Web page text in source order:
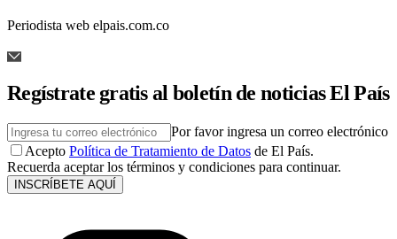
Periodista web elpais.com.co
Regístrate gratis al boletín de noticias El País
Por favor ingresa un correo electrónico
Acepto Política de Tratamiento de Datos de El País.
Recuerda aceptar los términos y condiciones para continuar.
INSCRÍBETE AQUÍ